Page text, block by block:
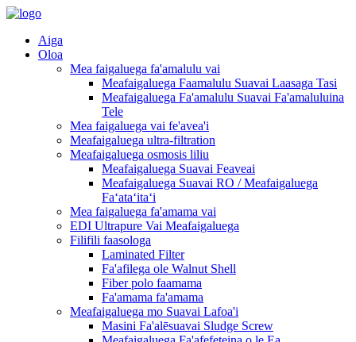
Aiga
Oloa
Mea faigaluega fa'amalulu vai
Meafaigaluega Faamalulu Suavai Laasaga Tasi
Meafaigaluega Fa'amalulu Suavai Fa'amaluluina
Tele
Mea faigaluega vai fe'avea'i
Meafaigaluega ultra-filtration
Meafaigaluega osmosis liliu
Meafaigaluega Suavai Feaveai
Meafaigaluega Suavai RO / Meafaigaluega
Faʻataʻitaʻi
Mea faigaluega fa'amama vai
EDI Ultrapure Vai Meafaigaluega
Filifili faasologa
Laminated Filter
Fa'afilega ole Walnut Shell
Fiber polo faamama
Fa'amama fa'amama
Meafaigaluega mo Suavai Lafoa'i
Masini Fa'alēsuavai Sludge Screw